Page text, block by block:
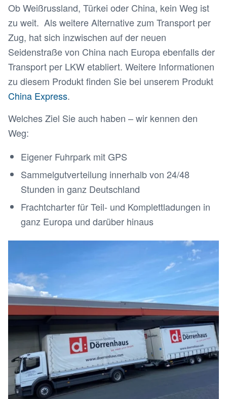
Ob Weißrussland, Türkei oder China, kein Weg ist
zu weit. Als weitere Alternative zum Transport per
Zug, hat sich inzwischen auf der neuen
Seidenstraße von China nach Europa ebenfalls der
Transport per LKW etabliert. Weitere Informationen
zu diesem Produkt finden Sie bei unserem Produkt
China Express.
Welches Ziel Sie auch haben – wir kennen den
Weg:
Eigener Fuhrpark mit GPS
Sammelgutverteilung innerhalb von 24/48
Stunden in ganz Deutschland
Frachtcharter für Teil- und Komplettladungen in
ganz Europa und darüber hinaus